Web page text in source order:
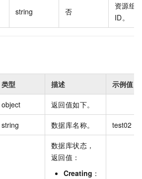
string 否
资源组
ID。
类型 描述 示例值
object 返回值如下。
string 数据库名称。 test02
数据库状态，
返回值：
Creating ：